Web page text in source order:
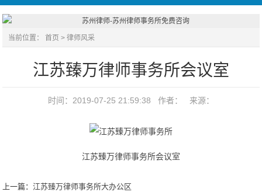
当前位置：首页 >律师风采
江苏臻万律师事务所会议室
时间：2019-07-25 21:59:38 作者： 来源：
江苏臻万律师事务所会议室
上一篇：江苏臻万律师事务所大办公区